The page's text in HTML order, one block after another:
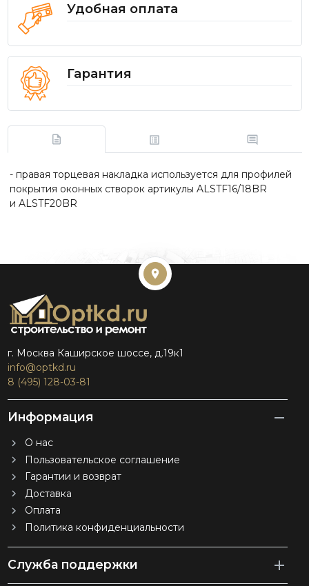
Удобная оплата
Гарантия
- правая торцевая накладка используется для профилей
покрытия оконных створок артикулы ALSTF16/18BR
и ALSTF20BR
г. Москва Каширское шоссе, д.19к1
info@optkd.ru
8 (495) 128-03-81
Информация
О нас
Пользовательское соглашение
Гарантии и возврат
Доставка
Оплата
Политика конфиденциальности
Служба поддержки